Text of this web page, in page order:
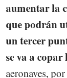
aumentar la
que podrán
un tercer
se va a
aeronaves,